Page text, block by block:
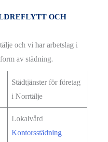
OCH
och vi har arbetslag i
av städning.
Städtjänster för företag
i Norrtälje
Lokalvård
Kontorsstädning